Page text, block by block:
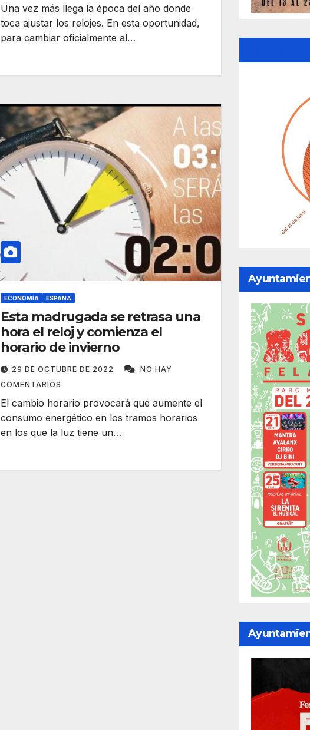
Una vez más llega la época del año donde
toca ajustar los relojes. En esta oportunidad,
para cambiar oficialmente al…
ECONOMÍA ESPAÑA
Esta madrugada se retrasa una
hora el reloj y comienza el
horario de invierno
29 DE OCTUBRE DE 2022
NO HAY
COMENTARIOS
El cambio horario provocará que aumente el
consumo energético en los tramos horarios
en los que la luz tiene un…